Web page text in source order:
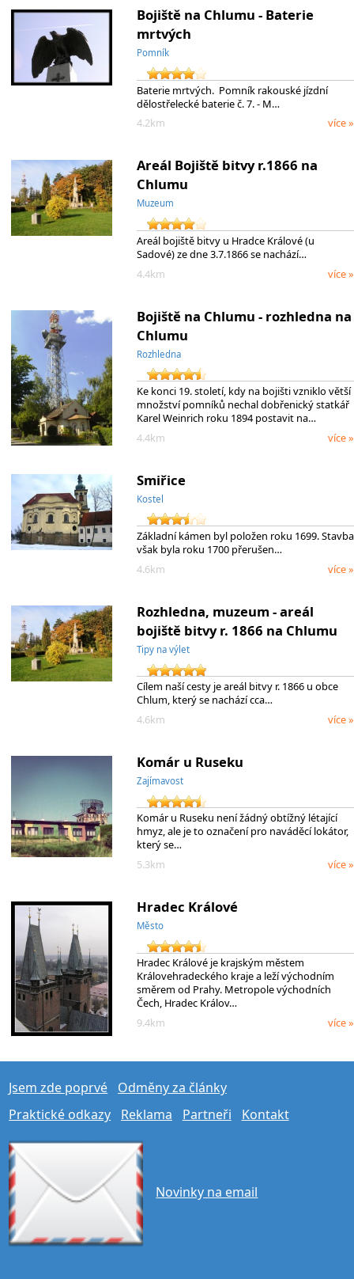
Bojiště na Chlumu - Baterie
mrtvých
Pomník
Baterie mrtvých. Pomník rakouské jízdní
dělostřelecké baterie č. 7. - M…
4.2km
více »
Areál Bojiště bitvy r.1866 na
Chlumu
Muzeum
Areál bojiště bitvy u Hradce Králové (u
Sadové) ze dne 3.7.1866 se nachází…
4.4km
více »
Bojiště na Chlumu - rozhledna na
Chlumu
Rozhledna
Ke konci 19. století, kdy na bojišti vzniklo větší
množství pomníků nechal dobřenický statkář
Karel Weinrich roku 1894 postavit na…
4.4km
více »
Smiřice
Kostel
Základní kámen byl položen roku 1699. Stavba
však byla roku 1700 přerušen…
4.6km
více »
Rozhledna, muzeum - areál
bojiště bitvy r. 1866 na Chlumu
Tipy na výlet
Cílem naší cesty je areál bitvy r. 1866 u obce
Chlum, který se nachází cca…
4.6km
více »
Komár u Ruseku
Zajímavost
Komár u Ruseku není žádný obtížný létající
hmyz, ale je to označení pro naváděcí lokátor,
který se…
5.3km
více »
Hradec Králové
Město
Hradec Králové je krajským městem
Královehradeckého kraje a leží východním
směrem od Prahy. Metropole východních
Čech, Hradec Králov…
9.4km
více »
Jsem zde poprvé
Odměny za články
Praktické odkazy
Reklama Partneři Kontakt
Novinky na email